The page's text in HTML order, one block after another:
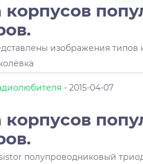
корпусов
изображения типов
- 2015-04-07
корпусов
полупроводниковый